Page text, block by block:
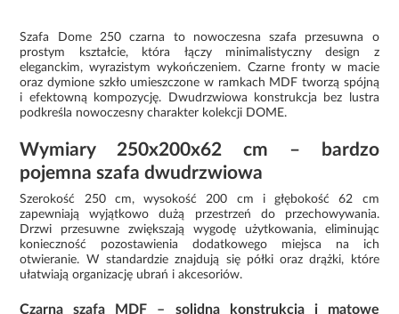
Szafa Dome 250 czarna to nowoczesna szafa przesuwna o
prostym kształcie, która łączy minimalistyczny design z
eleganckim, wyrazistym wykończeniem. Czarne fronty w macie
oraz dymione szkło umieszczone w ramkach MDF tworzą spójną
i efektowną kompozycję. Dwudrzwiowa konstrukcja bez lustra
podkreśla nowoczesny charakter kolekcji DOME.
Wymiary 250x200x62 cm – bardzo
pojemna szafa dwudrzwiowa
Szerokość 250 cm, wysokość 200 cm i głębokość 62 cm
zapewniają wyjątkowo dużą przestrzeń do przechowywania.
Drzwi przesuwne zwiększają wygodę użytkowania, eliminując
konieczność pozostawienia dodatkowego miejsca na ich
otwieranie. W standardzie znajdują się półki oraz drążki, które
ułatwiają organizację ubrań i akcesoriów.
Czarna szafa MDF – solidna konstrukcja i matowe